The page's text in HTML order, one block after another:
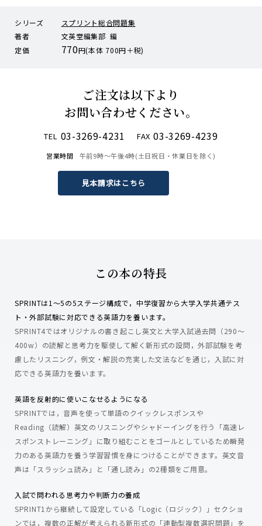
シリーズ
スプリント総合問題集
著者
文英堂編集部 編
定価
770円(本体 700円＋税)
ご注文は以下より
お問い合わせください。
TEL 03-3269-4231 FAX 03-3269-4239
営業時間 午前9時〜午後4時(土日祝日・休業日を除く)
見本請求はこちら
この本の特長
SPRINTは1～5の5ステージ構成で，中学復習から大学入学共通テス
ト・外部試験に対応できる英語力を養います。
SPRINT4ではオリジナルの書き起こし英文と大学入試過去問（290～
400w）の読解と思考力を駆使して解く新形式の設問，外部試験を考
慮したリスニング，例文・解説の充実した文法などを通じ，入試に対
応できる英語力を養います。
英語を反射的に使いこなせるようになる
SPRINTでは，音声を使って単語のクイックレスポンスや
Reading（読解）英文のリスニングやシャドーイングを行う「高速レ
スポンストレーニング」に取り組むことをゴールとしているため瞬発
力のある英語力を養う学習習慣を身につけることができます。英文音
声は「スラッシュ読み」と「通し読み」の2種類をご用意。
入試で問われる思考力や判断力の養成
SPRINT1から継続して設定している「Logic（ロジック）」セクショ
ンでは，複数の正解が考えられる新形式の「連動型複数選択問題」を